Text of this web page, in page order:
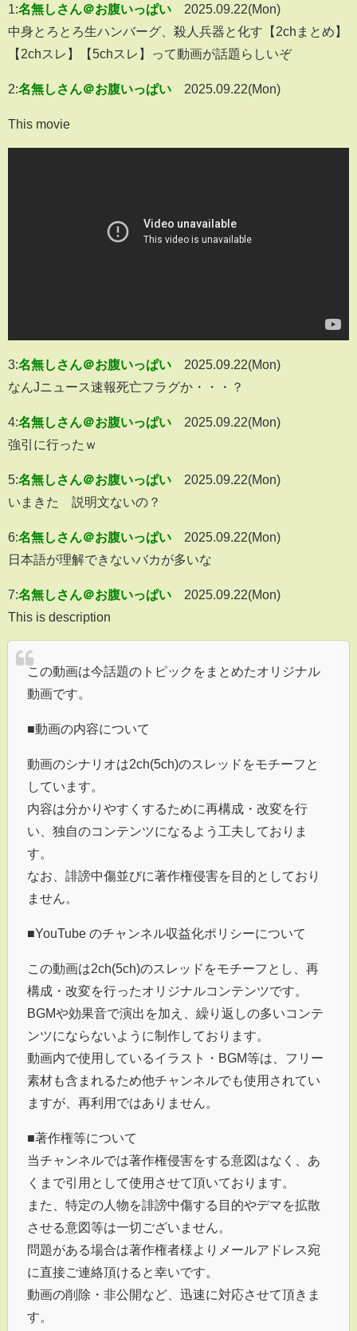
1:名無しさん＠お腹いっぱい
2025.09.22(Mon)
中身とろとろ生ハンバーグ、殺人兵器と化す【2chまとめ】
【2chスレ】【5chスレ】って動画が話題らしいぞ
2:名無しさん＠お腹いっぱい 2025.09.22(Mon)
This movie
3:名無しさん＠お腹いっぱい
2025.09.22(Mon)
なんJニュース速報死亡フラグか・・・？
4:名無しさん＠お腹いっぱい
2025.09.22(Mon)
強引に行ったｗ
5:名無しさん＠お腹いっぱい
2025.09.22(Mon)
いまきた 説明文ないの？
6:名無しさん＠お腹いっぱい
2025.09.22(Mon)
日本語が理解できないバカが多いな
7:名無しさん＠お腹いっぱい
2025.09.22(Mon)
This is description
この動画は今話題のトピックをまとめたオリジナル
動画です。
■動画の内容について
動画のシナリオは2ch(5ch)のスレッドをモチーフと
しています。
内容は分かりやすくするために再構成・改変を行
い、独自のコンテンツになるよう工夫しておりま
す。
なお、誹謗中傷並びに著作権侵害を目的としており
ません。
■YouTube のチャンネル収益化ポリシーについて
この動画は2ch(5ch)のスレッドをモチーフとし、再
構成・改変を行ったオリジナルコンテンツです。
BGMや効果音で演出を加え、繰り返しの多いコンテ
ンツにならないように制作しております。
動画内で使用しているイラスト・BGM等は、フリー
素材も含まれるため他チャンネルでも使用されてい
ますが、再利用ではありません。
■著作権等について
当チャンネルでは著作権侵害をする意図はなく、あ
くまで引用として使用させて頂いております。
また、特定の人物を誹謗中傷する目的やデマを拡散
させる意図等は一切ございません。
問題がある場合は著作権者様よりメールアドレス宛
に直接ご連絡頂けると幸いです。
動画の削除・非公開など、迅速に対応させて頂きま
す。